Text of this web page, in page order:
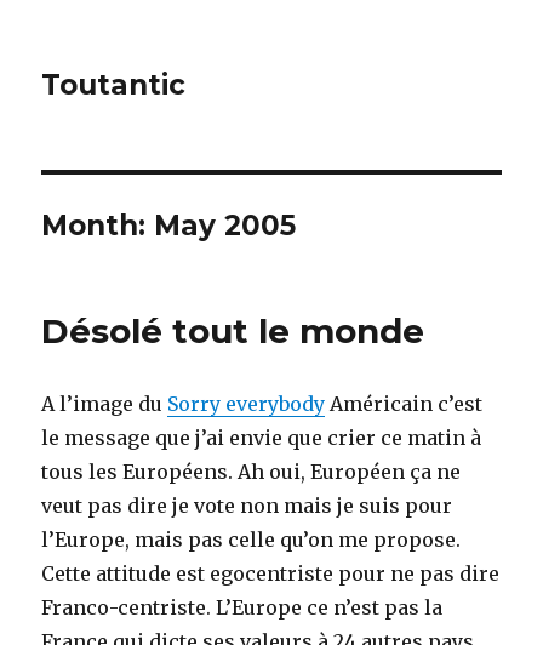
Toutantic
Month: May 2005
Désolé tout le monde
A l’image du Sorry everybody Américain c’est
le message que j’ai envie que crier ce matin à
tous les Européens. Ah oui, Européen ça ne
veut pas dire je vote non mais je suis pour
l’Europe, mais pas celle qu’on me propose.
Cette attitude est egocentriste pour ne pas dire
Franco-centriste. L’Europe ce n’est pas la